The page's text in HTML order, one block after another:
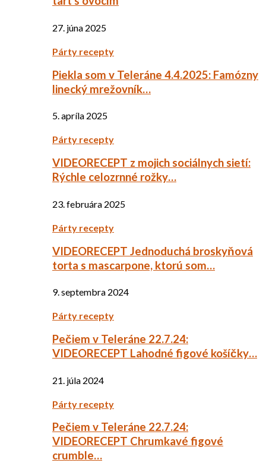
27. júna 2025
Párty recepty
Piekla som v Teleráne 4.4.2025: Famózny
linecký mrežovník…
5. apríla 2025
Párty recepty
VIDEORECEPT z mojich sociálnych sietí:
Rýchle celozrnné rožky…
23. februára 2025
Párty recepty
VIDEORECEPT Jednoduchá broskyňová
torta s mascarpone, ktorú som…
9. septembra 2024
Párty recepty
Pečiem v Teleráne 22.7.24:
VIDEORECEPT Lahodné figové košíčky…
21. júla 2024
Párty recepty
Pečiem v Teleráne 22.7.24:
VIDEORECEPT Chrumkavé figové
crumble…